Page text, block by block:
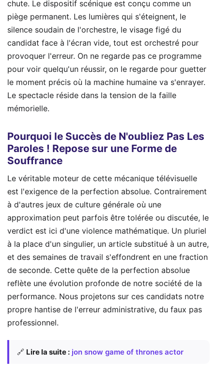
chute. Le dispositif scénique est conçu comme un
piège permanent. Les lumières qui s'éteignent, le
silence soudain de l'orchestre, le visage figé du
candidat face à l'écran vide, tout est orchestré pour
provoquer l'erreur. On ne regarde pas ce programme
pour voir quelqu'un réussir, on le regarde pour guetter
le moment précis où la machine humaine va s'enrayer.
Le spectacle réside dans la tension de la faille
mémorielle.
Pourquoi le Succès de N'oubliez Pas Les
Paroles ! Repose sur une Forme de
Souffrance
Le véritable moteur de cette mécanique télévisuelle
est l'exigence de la perfection absolue. Contrairement
à d'autres jeux de culture générale où une
approximation peut parfois être tolérée ou discutée, le
verdict est ici d'une violence mathématique. Un pluriel
à la place d'un singulier, un article substitué à un autre,
et des semaines de travail s'effondrent en une fraction
de seconde. Cette quête de la perfection absolue
reflète une évolution profonde de notre société de la
performance. Nous projetons sur ces candidats notre
propre hantise de l'erreur administrative, du faux pas
professionnel.
🔗 Lire la suite : jon snow game of thrones actor